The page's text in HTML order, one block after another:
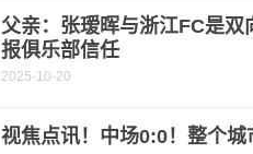
父亲：张瑷晖与浙江FC是双
报俱乐部信任
2025-10-20
视焦点讯！中场0:0！整个城